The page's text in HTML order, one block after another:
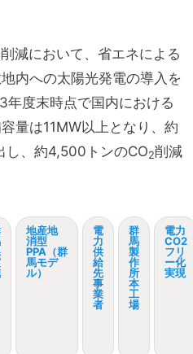
削減において、省エネによる
内への太陽光発電の導入を
度末時点で国内における
量は11MW以上となり、約
し、約4,500トンのCO2削減
地産地
消型
PPA（群
馬モデ
ル）
電
力
供
給
先
事
業
者
群
馬
製
作
所
本
工
場
電力
CO2
フリ
ー化
実現